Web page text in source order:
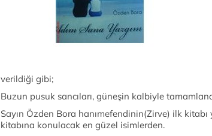
verildiği gibi;
Buzun pusuk sancıları, güneşin kalbiyle
Sayın Özden Bora hanımefendinin(Zirve) ilk kitabı
kitabına konulacak en güzel isimlerden.